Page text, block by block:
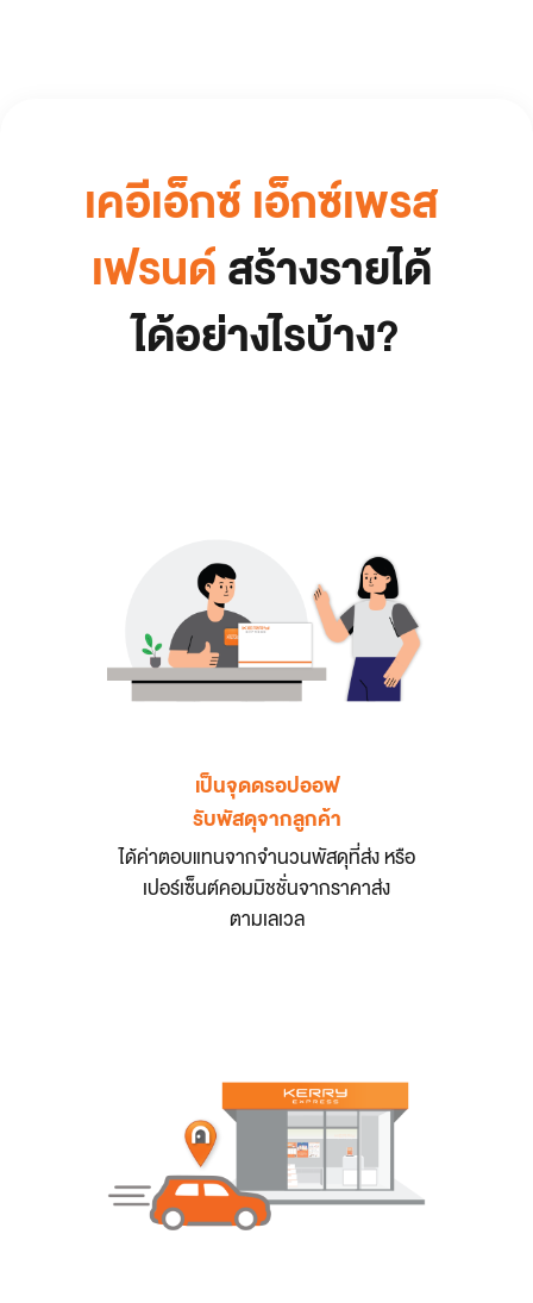
เคอีเอ็กซ์ เอ็กซ์เพรส
เฟรนด์สร้างรายได้
ได้อย่างไรบ้าง?
เป็นจุดดรอปออฟ
รับพัสดุจากลูกค้า
ได้ค่าตอบแทนจากจำนวนพัสดุที่ส่ง หรือ
เปอร์เซ็นต์คอมมิชชั่นจากราคาส่ง
ตามเลเวล